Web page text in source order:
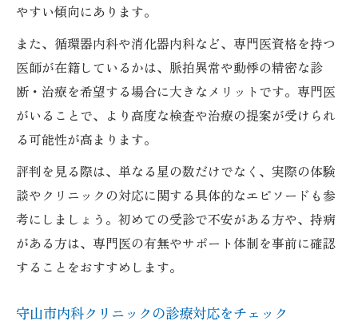
やすい傾向にあります。
また、循環器内科や消化器内科など、専門医資格を持つ
医師が在籍しているかは、脈拍異常や動悸の精密な診
断・治療を希望する場合に大きなメリットです。専門医
がいることで、より高度な検査や治療の提案が受けられ
る可能性が高まります。
評判を見る際は、単なる星の数だけでなく、実際の体験
談やクリニックの対応に関する具体的なエピソードも参
考にしましょう。初めての受診で不安がある方や、持病
がある方は、専門医の有無やサポート体制を事前に確認
することをおすすめします。
守山市内科クリニックの診療対応をチェック